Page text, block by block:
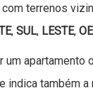
terrenos
, SUL, LESTE,
um apartamento
indica também a